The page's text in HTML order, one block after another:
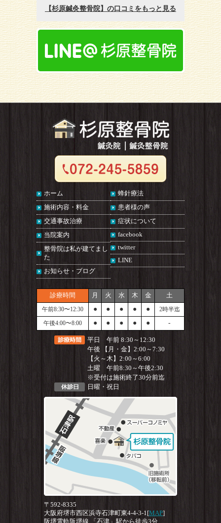
ホーム
施術内容・料金
交通事故治療
蜂針療法
患者様の声
症状について
当院案内
整骨院は私が建てまし
た
お知らせ・ブログ
facebook
twitter
LINE
診療時間 月 火 水 木 金
土
午前8:30〜12:30
● ● ● ● ●
2時半迄
午後4:00〜8:00
● ● ● ● ● -
平日 午前 8:30～12:30
午後 【月・金】2:00～7:30
【火～木】2:00～6:00
土曜 午前8:30～午後2:30
※受付は施術終了30分前迄
日曜・祝日
〒592-8335
大阪府堺市西区浜寺石津町東4-4-3-1[MAP]
阪堺電軌阪堺線 「石津」駅から徒歩3分